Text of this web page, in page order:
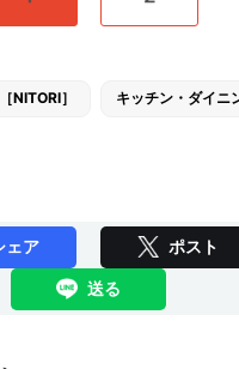
NITORI］ キッチン・ダイニ
ェア ポスト
送る